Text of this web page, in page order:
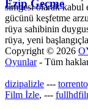
Ezip Geçme
simgesi olarak kabul
gücünü keşfetme
rüya sahibinin
rüya, yeni
Copyright © 2026
Oyunlar- Tüm
dizipalizle ---
Film İzle, ---